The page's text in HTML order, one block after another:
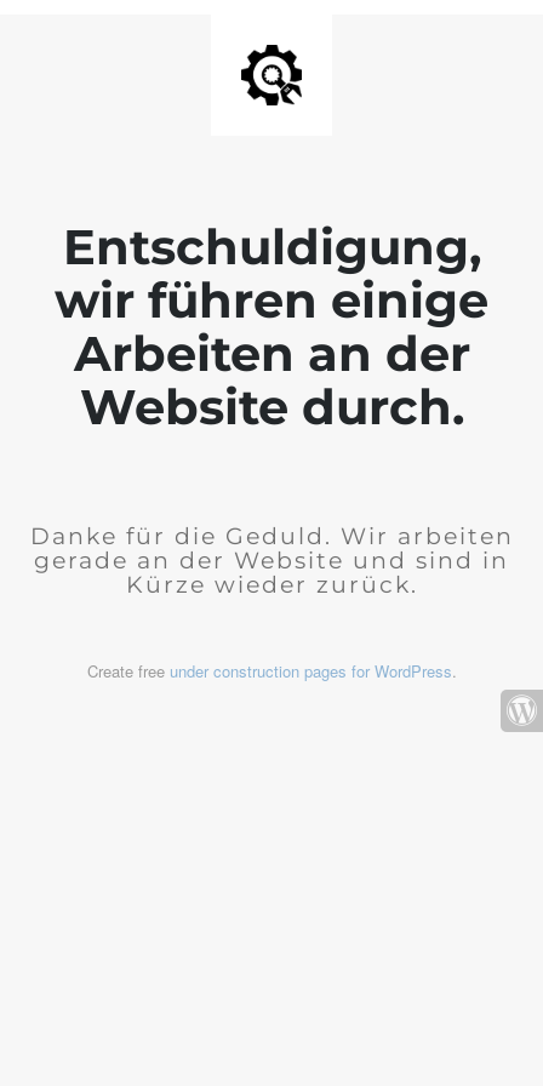
Entschuldigung,
wir führen einige
Arbeiten an der
Website durch.
Danke für die Geduld. Wir arbeiten
gerade an der Website und sind in
Kürze wieder zurück.
Create free under construction pages for WordPress.